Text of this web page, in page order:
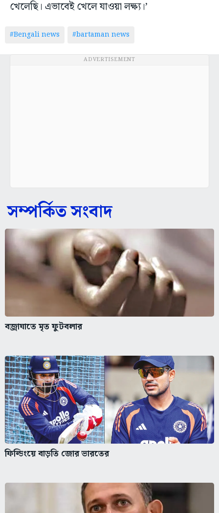
খেলেছি। এভাবেই খেলে যাওয়া লক্ষ্য।’
#Bengali news #bartaman news
ADVERTISEMENT
সম্পর্কিত সংবাদ
বজ্রাঘাতে মৃত ফুটবলার
ফিল্ডিংয়ে বাড়তি জোর ভারতের